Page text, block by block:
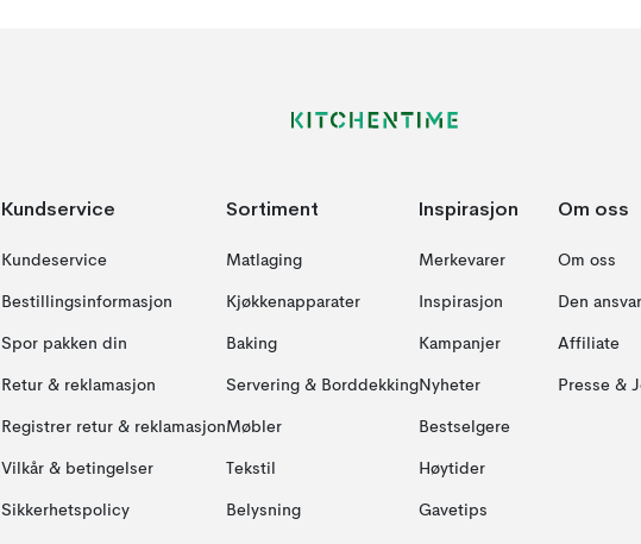
Kundservice
Kundeservice
Bestillingsinformasjon
Spor pakken din
Retur & reklamasjon
Registrer retur & reklamasjon
Vilkår & betingelser
Sikkerhetspolicy
Sortiment
Matlaging
Kjøkkenapparater
Baking
Servering & Borddekking
Møbler
Tekstil
Belysning
Inspirasjon
Merkevarer
Inspirasjon
Kampanjer
Nyheter
Bestselgere
Høytider
Gavetips
Om oss
Om oss
Den
Affiliate
Presse &